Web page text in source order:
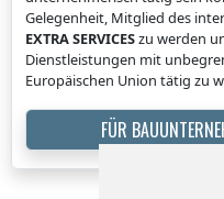
Gelegenheit, Mitglied des
EXTRA SERVICESzu werden
Dienstleistungen mit
Europäischen Union tätig zu
FÜR